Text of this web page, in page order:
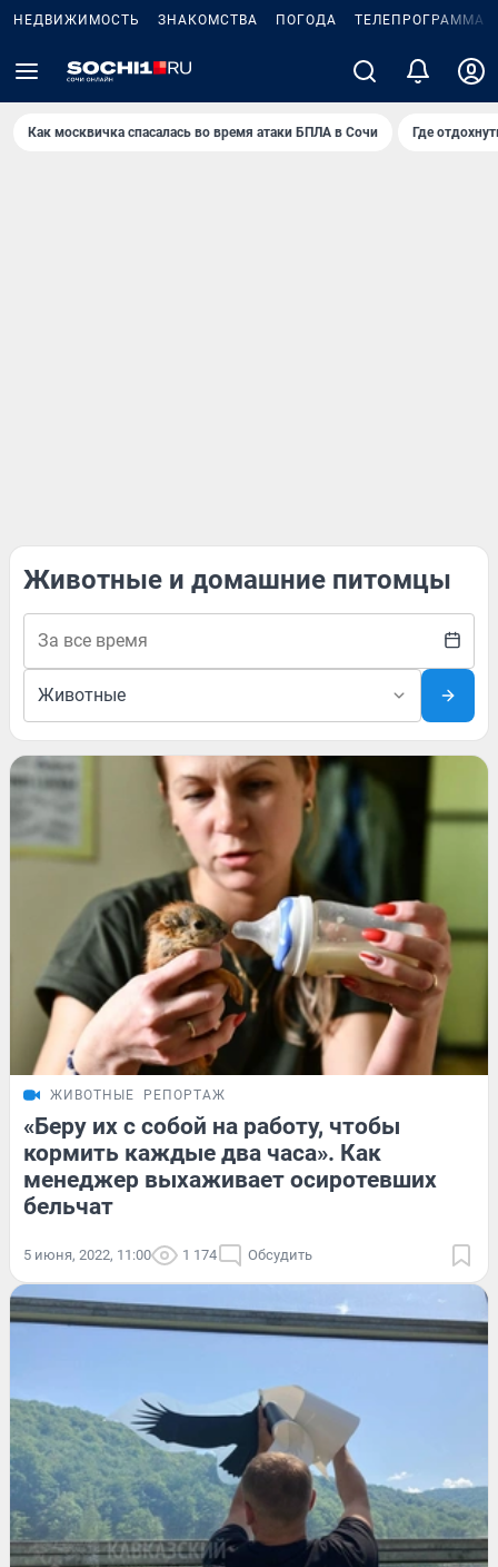
НЕДВИЖИМОСТЬ ЗНАКОМСТВА ПОГОДА ТЕЛЕПРОГРАММА
Как москвичка спасалась во время атаки БПЛА в Сочи Где
Животные и домашние питомцы
ЖИВОТНЫЕ РЕПОРТАЖ
«Беру их с собой на работу, чтобы
кормить каждые два часа». Как
менеджер выхаживает осиротевших
бельчат
5 июня, 2022, 11:00 1 174 Обсудить